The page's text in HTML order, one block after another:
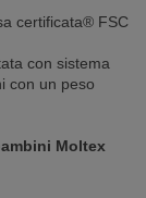
certificata® FSC
con sistema
con un peso
Moltex